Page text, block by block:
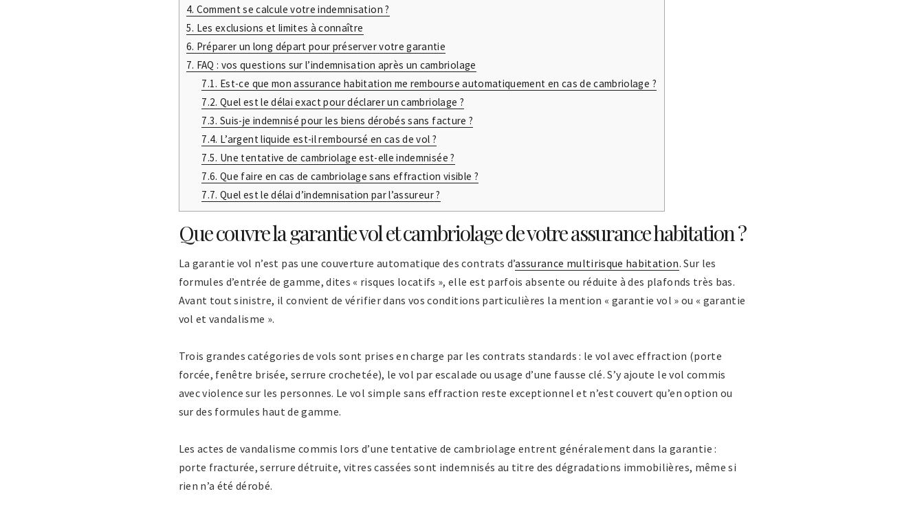
4. Comment se calcule votre indemnisation ?
5. Les exclusions et limites à connaître
6. Préparer un long départ pour préserver votre garantie
7. FAQ : vos questions sur l’indemnisation après un cambriolage
7.1. Est-ce que mon assurance habitation me rembourse automatiquement en cas de cambriolage ?
7.2. Quel est le délai exact pour déclarer un cambriolage ?
7.3. Suis-je indemnisé pour les biens dérobés sans facture ?
7.4. L’argent liquide est-il remboursé en cas de vol ?
7.5. Une tentative de cambriolage est-elle indemnisée ?
7.6. Que faire en cas de cambriolage sans effraction visible ?
7.7. Quel est le délai d’indemnisation par l’assureur ?
Que couvre la garantie vol et cambriolage de votre assurance habitation ?
La garantie vol n’est pas une couverture automatique des contrats d’assurance multirisque habitation. Sur les
formules d’entrée de gamme, dites « risques locatifs », elle est parfois absente ou réduite à des plafonds très bas.
Avant tout sinistre, il convient de vérifier dans vos conditions particulières la mention « garantie vol » ou « garantie
vol et vandalisme ».
Trois grandes catégories de vols sont prises en charge par les contrats standards : le vol avec effraction (porte
forcée, fenêtre brisée, serrure crochetée), le vol par escalade ou usage d’une fausse clé. S’y ajoute le vol commis
avec violence sur les personnes. Le vol simple sans effraction reste exceptionnel et n’est couvert qu’en option ou
sur des formules haut de gamme.
Les actes de vandalisme commis lors d’une tentative de cambriolage entrent généralement dans la garantie :
porte fracturée, serrure détruite, vitres cassées sont indemnisés au titre des dégradations immobilières, même si
rien n’a été dérobé.